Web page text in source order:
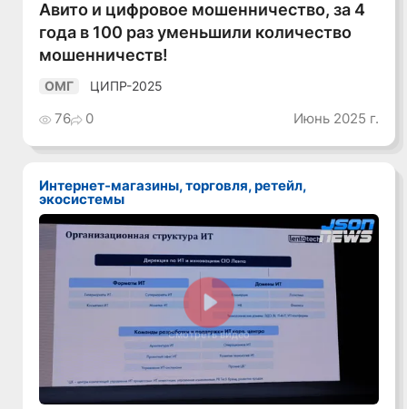
Авито и цифровое мошенничество, за 4
года в 100 раз уменьшили количество
мошенничеств!
ОМГ ЦИПР-2025
76 0 Июнь 2025 г.
Интернет-магазины, торговля, ретейл,
экосистемы
Смотреть видео